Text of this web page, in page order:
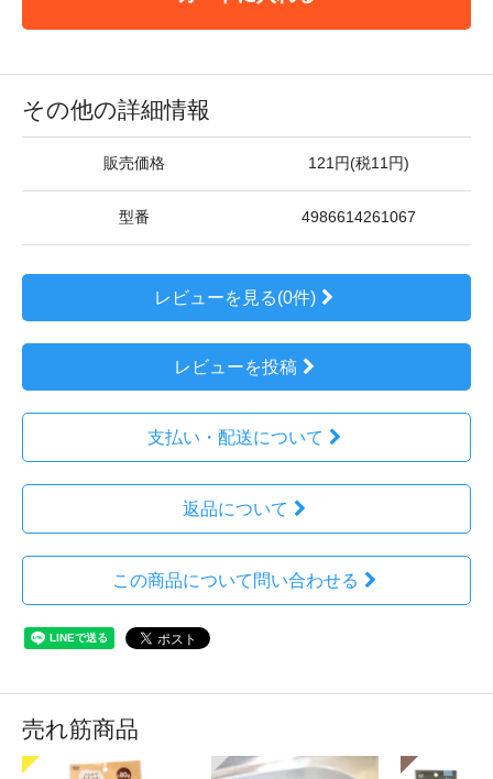
その他の詳細情報
販売価格 121円(税11円)
型番 4986614261067
レビューを見る(0件)
レビューを投稿
支払い・配送について
返品について
この商品について問い合わせる
売れ筋商品